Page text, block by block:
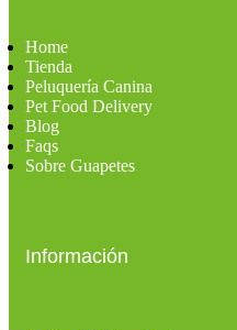
Home
Tienda
Peluquería Canina
Pet Food Delivery
Blog
Faqs
Sobre Guapetes
Información